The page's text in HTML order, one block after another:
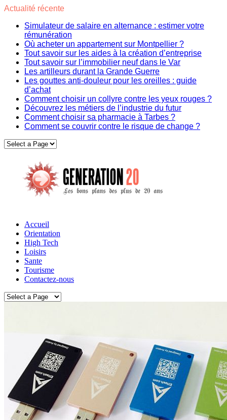
Actualité récente
Simulateur de salaire en alternance : estimer votre
rémunération
Où acheter un appartement sur Montpellier ?
Tout savoir sur les aides à la création d’entreprise
Tout savoir sur l’immobilier neuf dans le Var
Les artilleurs durant la Grande Guerre
Les gouttes anti-douleur pour les oreilles : guide
d’achat
Comment choisir un collyre contre les yeux rouges ?
Découvrez les métiers de l’industrie du futur
Comment choisir sa pharmacie à Tarbes ?
Comment se couvrir contre le risque de change ?
Accueil
Orientation
High Tech
Loisirs
Sante
Tourisme
Contactez-nous